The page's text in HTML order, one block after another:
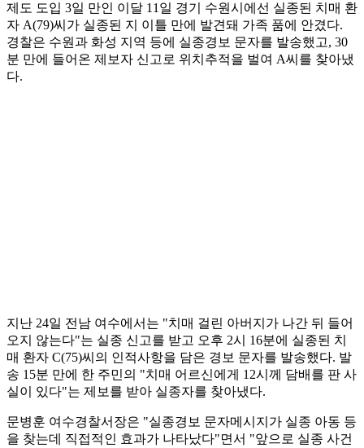
제도 도입 3일 만인 이달 11일 경기 수원시에선 실종된 치매 환
자 A(79)씨가 실종된 지 이틀 만에 발견돼 가족 품에 안겼다.
경찰은 수원과 화성 지역 등에 실종경보 문자를 발송했고, 30
분 만에 들어온 제보자 신고로 위치추적을 벌여 A씨를 찾아냈
다.
지난 24일 전남 여수에서는 "치매 걸린 아버지가 나간 뒤 들어
오지 않는다"는 실종 신고를 받고 오후 2시 16분에 실종된 치
매 환자 C(75)씨의 인적사항을 담은 경보 문자를 발송했다. 발
송 15분 만에 한 주민의 "치매 어르신에게 12시께 담배를 판 사
실이 있다"는 제보를 받아 실종자를 찾아냈다.
문병훈 여수경찰서장은 "실종경보 문자메시지가 실종 아동 등
을 찾는데 직접적인 효과가 나타났다"면서 "앞으로 실종 사건